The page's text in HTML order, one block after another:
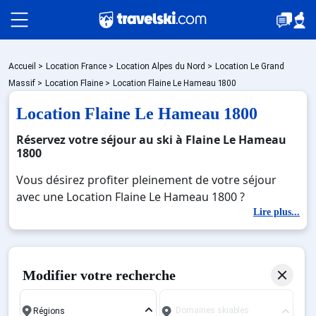
Packages
🚆Train de nuit
Bons plans
Accueil > Location France > Location Alpes du Nord > Location Le Grand
Massif > Location Flaine > Location Flaine Le Hameau 1800
Location Flaine Le Hameau 1800
Réservez votre séjour au ski à Flaine Le Hameau
1800
Vous désirez profiter pleinement de votre séjour
avec une Location Flaine Le Hameau 1800 ?
Découvrez nos offres de Location Flaine Le Hameau
1800 pour skier sans limite à noel, jour de l'an,
février. Fermez les yeux et imaginez… Profitez de
réputée et moderne où vous pourrez mêler les
Lire plus...
Modifier votre recherche
Domaines skiables